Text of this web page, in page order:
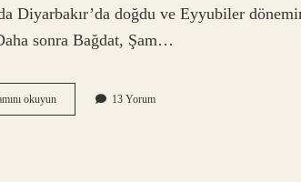
Diyarbakır’da doğdu ve Eyyubiler
sonra Bağdat, Şam…
okuyunAmidi
Hangi
13 Yorum